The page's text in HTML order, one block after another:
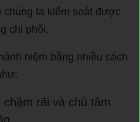
chúng ta kiểm soát được
chi phối.
niệm bằng nhiều cách
rãi và chú tâm